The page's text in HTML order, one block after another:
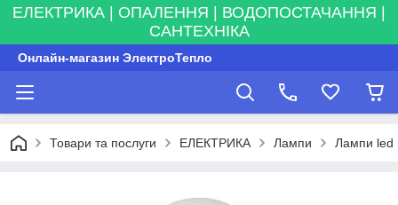
ЕЛЕКТРИКА | ОПАЛЕННЯ | ВОДОПОСТАЧАННЯ |
САНТЕХНІКА
Онлайн-магазин ЭлектроТепло
Товари та послуги ЕЛЕКТРИКА Лампи Лампи led